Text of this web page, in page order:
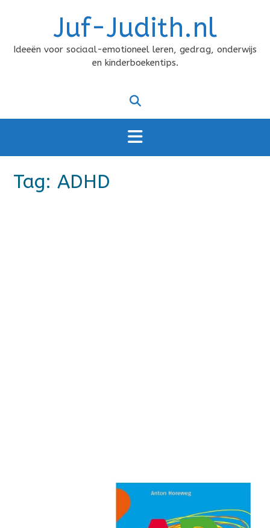
Juf-Judith.nl
Ideeën voor sociaal-emotioneel leren, gedrag, onderwijs
en kinderboekentips.
Tag: ADHD